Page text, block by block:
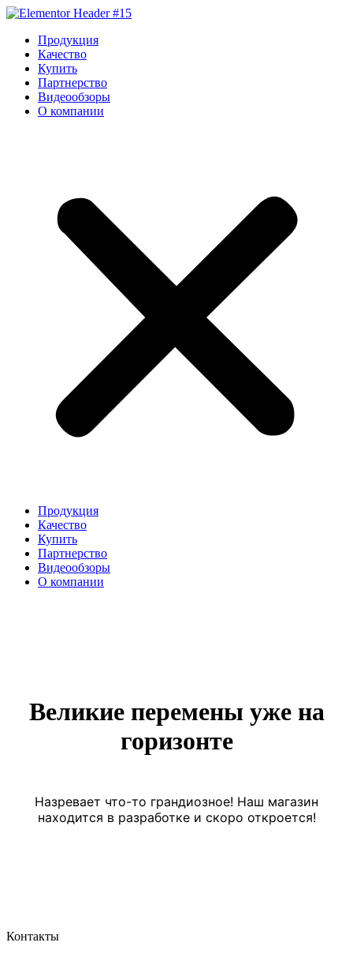
Перейти
содержимому
Продукция
Качество
Купить
Партнерство
Видеообзоры
О компании
Продукция
Качество
Купить
Партнерство
Видеообзоры
О компании
Великие перемены уже на
горизонте
Назревает что-то грандиозное! Наш магазин
находится в разработке и скоро откроется!
Контакты